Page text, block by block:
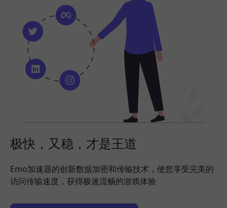
极快，又稳，才是王道
Emo加速器的创新数据加密和传输技术，使您享受完美的
访问传输速度，获得极速流畅的游戏体验